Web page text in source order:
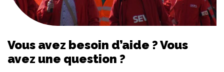
Vous avez besoin d’aide ? Vous
avez une question ?